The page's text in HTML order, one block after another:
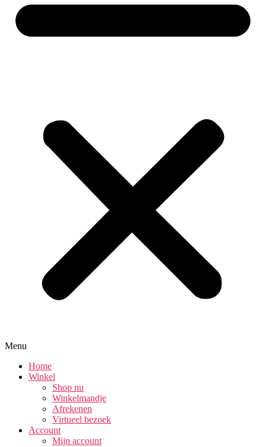
Menu
Home
Winkel
Shop nu
Winkelmandje
Afrekenen
Virtueel bezoek
Account
Mijn account